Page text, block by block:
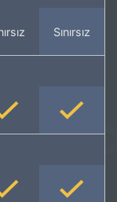
Sınırsız